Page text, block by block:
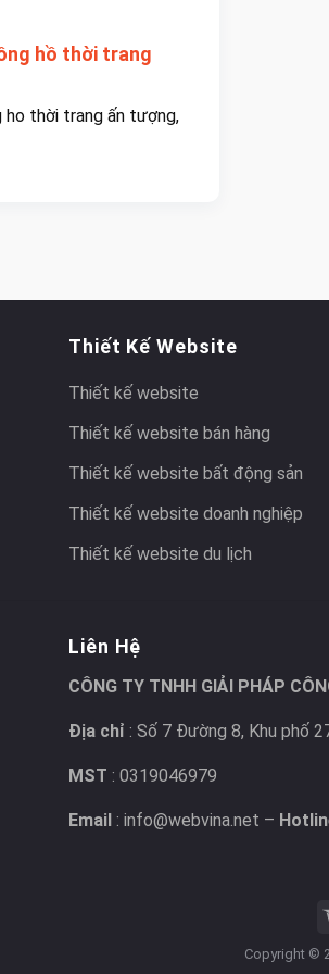
hồ thời trang
thời trang ấn tượng,
Thiết Kế Website
Thiết kế website
Thiết kế website bán hàng
Thiết kế website bất động sản
Thiết kế website doanh nghiệp
Thiết kế website du lịch
Liên Hệ
CÔNG TY TNHH GIẢI PHÁP
Địa chỉ : Số 7 Đường 8, Khu phố
MST : 0319046979
Email : info@webvina.net –
Copyright ©